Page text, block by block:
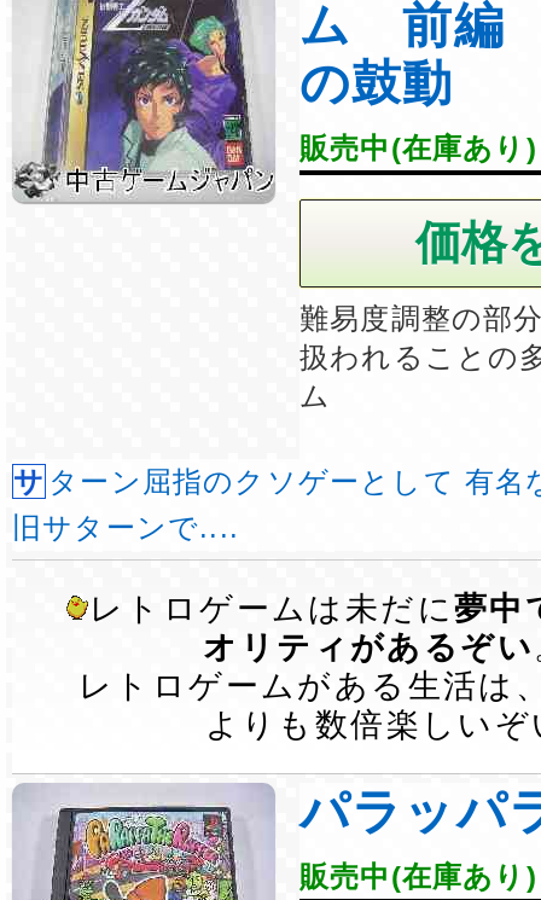
ム 前編
の鼓動
販売中(在庫あり)
難易度調整の部
扱われることの
ム
サターン屈指のクソゲーとして 有名なこのソフト。
旧サターンで....
レトロゲームは未だに夢中
オリティがあるぞい
レトロゲームがある生活は
よりも数倍楽しいぞ
パラッパ
販売中(在庫あり)